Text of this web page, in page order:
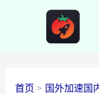
首页 国外加速国